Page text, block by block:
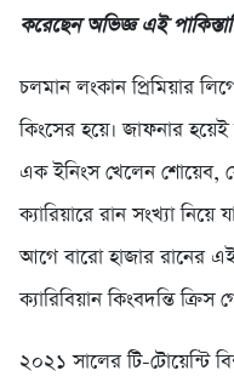
করেছেন অভিজ্ঞ এই
চলমান লংকান প্রিমিয়ার
কিংসের হয়ে। জাফনার হয়েই
এক ইনিংস খেলেন শোয়েব,
ক্যারিয়ারে রান সংখ্যা
আগে বারো হাজার রানের
ক্যারিবিয়ান কিংবদন্তি ক্রিস
২০২১ সালের টি-টোয়েন্টি